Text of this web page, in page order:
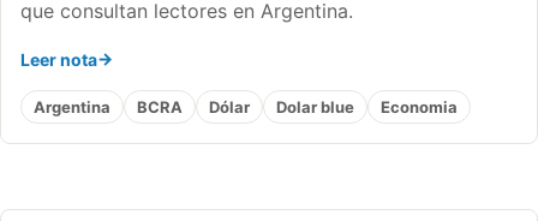
que consultan lectores en Argentina.
Leer nota
Argentina BCRA Dólar Dolar blue Economia